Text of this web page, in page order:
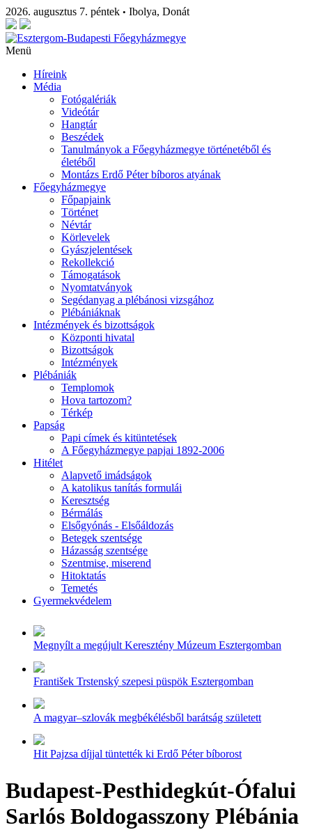
2026. augusztus 7. péntek • Ibolya, Donát
Menü
Híreink
Média
Fotógalériák
Videótár
Hangtár
Beszédek
Tanulmányok a Főegyházmegye történetéből és
életéből
Montázs Erdő Péter bíboros atyának
Főegyházmegye
Főpapjaink
Történet
Névtár
Körlevelek
Gyászjelentések
Rekollekció
Támogatások
Nyomtatványok
Segédanyag a plébánosi vizsgához
Plébániáknak
Intézmények és bizottságok
Központi hivatal
Bizottságok
Intézmények
Plébániák
Templomok
Hova tartozom?
Térkép
Papság
Papi címek és kitüntetések
A Főegyházmegye papjai 1892-2006
Hitélet
Alapvető imádságok
A katolikus tanítás formulái
Keresztség
Bérmálás
Elsőgyónás - Elsőáldozás
Betegek szentsége
Házasság szentsége
Szentmise, miserend
Hitoktatás
Temetés
Gyermekvédelem
Megnyílt a megújult Keresztény Múzeum Esztergomban
František Trstenský szepesi püspök Esztergomban
A magyar–szlovák megbékélésből barátság született
Hit Pajzsa díjjal tüntették ki Erdő Péter bíborost
Budapest-Pesthidegkút-Ófalui
Sarlós Boldogasszony Plébánia